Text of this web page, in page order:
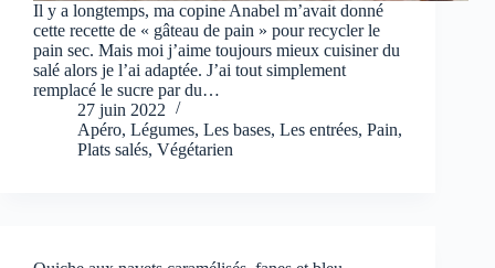
Il y a longtemps, ma copine Anabel m’avait donné
cette recette de « gâteau de pain » pour recycler le
pain sec. Mais moi j’aime toujours mieux cuisiner du
salé alors je l’ai adaptée. J’ai tout simplement
remplacé le sucre par du…
27 juin 2022
Apéro, Légumes, Les bases, Les entrées, Pain,
Plats salés, Végétarien